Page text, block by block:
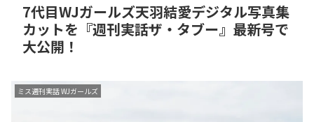
7代目WJガールズ天羽結愛デジタル写真集
カットを『週刊実話ザ・タブー』最新号で
大公開！
ミス週刊実話 WJガールズ